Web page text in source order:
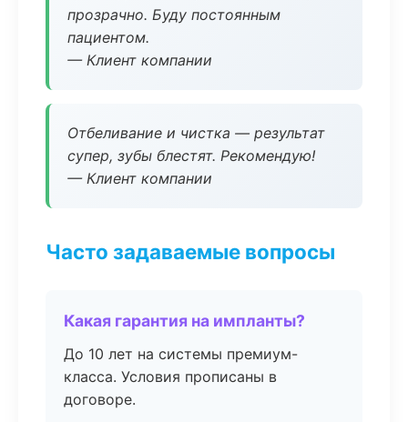
прозрачно. Буду постоянным
пациентом.
— Клиент компании
Отбеливание и чистка — результат
супер, зубы блестят. Рекомендую!
— Клиент компании
Часто задаваемые вопросы
Какая гарантия на импланты?
До 10 лет на системы премиум-
класса. Условия прописаны в
договоре.